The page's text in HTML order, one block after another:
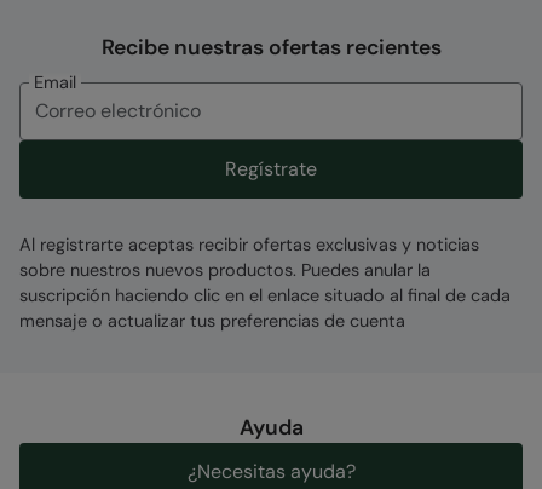
Recibe nuestras ofertas recientes
Email
Regístrate
Al registrarte aceptas recibir ofertas exclusivas y noticias
sobre nuestros nuevos productos. Puedes anular la
suscripción haciendo clic en el enlace situado al final de cada
mensaje o actualizar tus preferencias de cuenta
Ayuda
¿Necesitas ayuda?